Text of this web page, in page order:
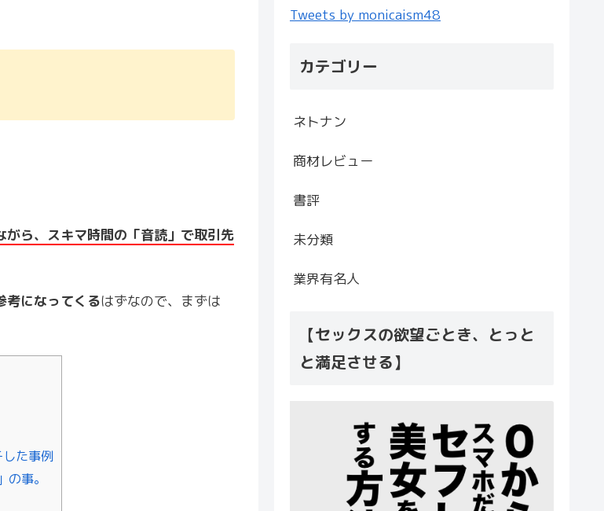
ら、スキマ時間の「音読」で取引先
考になってくるはずなので、まずは
た事例
事。
Tweets by monicaism48
カテゴリー
ネトナン
商材レビュー
書評
未分類
業界有名人
【セックスの欲望ごとき、とっと
と満足させる】